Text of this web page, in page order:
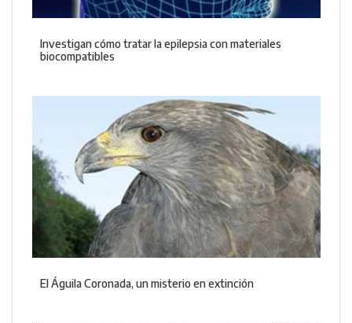
Investigan cómo tratar la epilepsia con materiales
biocompatibles
El Águila Coronada, un misterio en extinción